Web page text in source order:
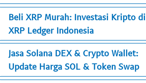
Beli XRP Murah: Investasi Kripto di
XRP Ledger Indonesia
Jasa Solana DEX & Crypto Wallet:
Update Harga SOL & Token Swap